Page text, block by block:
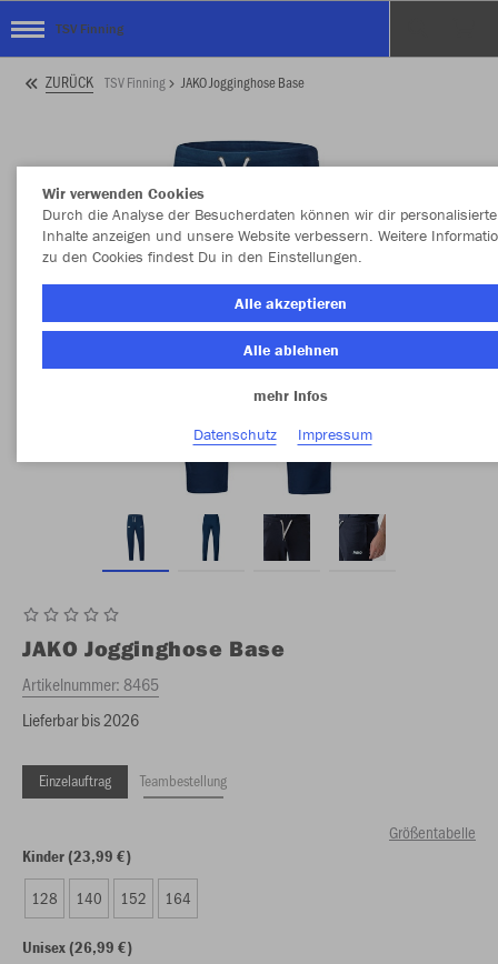
TSV Finning
ZURÜCK TSV Finning JAKO Jogginghose Base
JAKO Jogginghose Base
Artikelnummer:8465
Lieferbar bis 2026
Einzelauftrag Teambestellung
Größentabelle
Kinder (23,99 €)
128 140 152 164
Unisex (26,99 €)
Wir verwenden Cookies
Durch die Analyse der Besucherdaten können wir dir personalisierte
Inhalte anzeigen und unsere Website verbessern. Weitere
zu den Cookies findest Du in den Einstellungen.
Alle akzeptieren
Alle ablehnen
mehr Infos
Datenschutz
Impressum